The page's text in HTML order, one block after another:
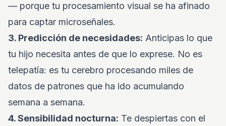
— porque tu procesamiento visual se ha afinado
para captar microseñales.
3. Predicción de necesidades: Anticipas lo que
tu hijo necesita antes de que lo exprese. No es
telepatía: es tu cerebro procesando miles de
datos de patrones que ha ido acumulando
semana a semana.
4. Sensibilidad nocturna: Te despiertas con el